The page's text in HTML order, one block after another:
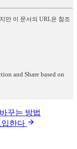
만 이 문서의 URL은 참조
and Share based on
꾸는 방법
입한다